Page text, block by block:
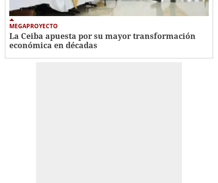
MEGAPROYECTO
La Ceiba apuesta por su mayor transformación
económica en décadas